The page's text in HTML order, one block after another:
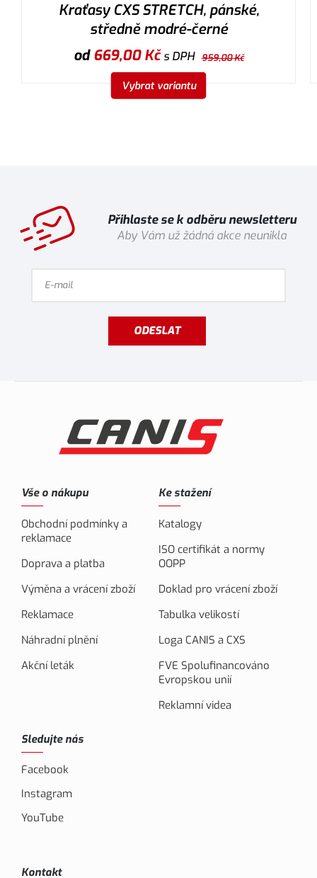
Kraťasy CXS STRETCH, pánské,
středně modré-černé
od669,00Kčs DPH 959,00Kč
Vybrat variantu
Přihlaste se k odběru newsletteru
Aby Vám už žádná akce neunikla
ODESLAT
Vše o nákupu
Obchodní podmínky a
reklamace
Doprava a platba
Výměna a vrácení zboží
Reklamace
Náhradní plnění
Akční leták
Ke stažení
Katalogy
ISO certifikát a normy
OOPP
Doklad pro vrácení zboží
Tabulka velikostí
Loga CANIS a CXS
FVE Spolufinancováno
Evropskou unií
Reklamní videa
Sledujte nás
Facebook
Instagram
YouTube
Kontakt